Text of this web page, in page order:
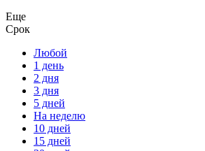
Еще
Срок
Любой
1 день
2 дня
3 дня
5 дней
На неделю
10 дней
15 дней